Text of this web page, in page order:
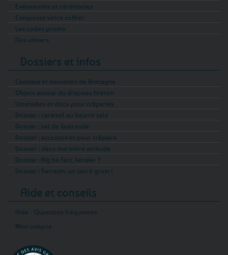
Evénements et cérémonies
Composez votre coffret
Les codes promo
Nos univers
Dossiers et infos
Cadeaux et souvenirs de Bretagne
Objets autour du drapeau breton
Ustensiles et déco pour crêperies
Dossier : caramel au beurre salé
Dossier : sel de Guérande
Dossier : accessoires pour crêpière
Dossier : déco marinière attitude
Dossier : Kig ha Farz, kézako ?
Dossier : Sarrasin, un sacré grain !
Aide et conseils
Aide - Questions fréquentes
Mon compte